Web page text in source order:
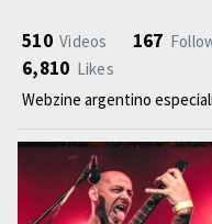
510 Videos 167
6,810 Likes
Webzine argentino